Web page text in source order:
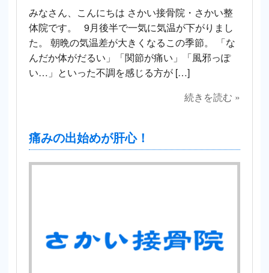
みなさん、こんにちは さかい接骨院・さかい整
体院です。 9月後半で一気に気温が下がりまし
た。 朝晩の気温差が大きくなるこの季節。 「な
んだか体がだるい」「関節が痛い」「風邪っぽ
い…」といった不調を感じる方が […]
続きを読む »
痛みの出始めが肝心！